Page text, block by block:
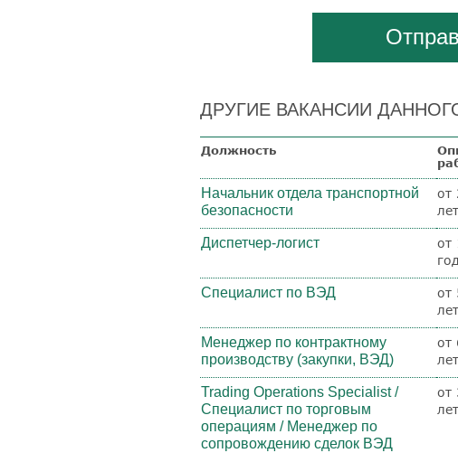
ДРУГИЕ ВАКАНСИИ
Должность
Начальник отдела транспортной
безопасности
от
лет
Диспетчер-логист
от
Специалист по ВЭД
от
лет
Менеджер по контрактному
производству (закупки, ВЭД)
от
лет
Trading Operations Specialist /
Специалист по торговым
операциям / Менеджер по
сопровождению сделок ВЭД
от
лет